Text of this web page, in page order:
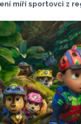
míří sportovci z
nemocnice Radka
i sportovce z
kraje.